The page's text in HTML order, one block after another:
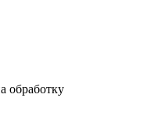
обработку